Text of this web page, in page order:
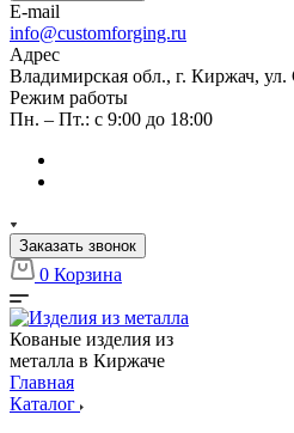
E-mail
info@customforging.ru
Адрес
Владимирская обл., г. Киржач, ул.
Режим работы
Пн. – Пт.: с 9:00 до 18:00
Заказать звонок
0 Корзина
Кованые изделия из
металла в Киржаче
Главная
Каталог